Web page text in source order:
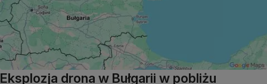
Eksplozja drona w Bułgarii w pobliżu